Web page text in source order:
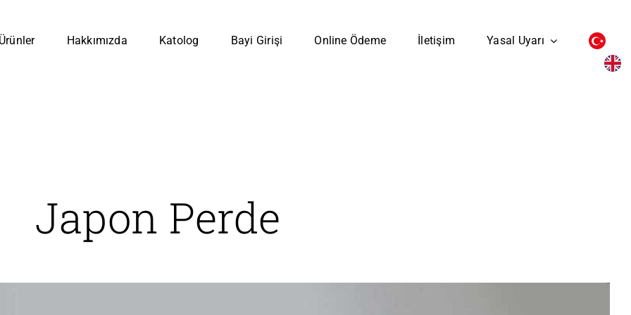
Ürünler Hakkımızda Katolog Bayi Girişi Online Ödeme İletişim Yasal Uyarı
Japon Perde